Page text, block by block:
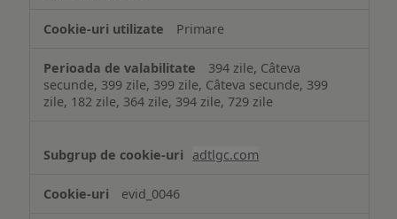
Primare
394 zile, Câteva
secunde, 399 zile, 399 zile, Câteva secunde, 399
zile, 182 zile, 364 zile, 394 zile, 729 zile
adtlgc.com
evid_0046